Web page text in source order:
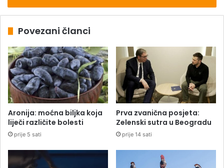
Povezani članci
Aronija: moćna biljka koja
liječi različite bolesti
prije 5 sati
Prva zvanična posjeta:
Zelenski sutra u Beogradu
prije 14 sati